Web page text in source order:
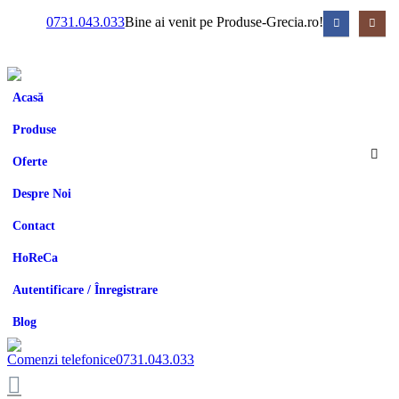
0731.043.033Bine ai venit pe Produse-Grecia.ro!
Acasă
Produse
Oferte
Despre Noi
Contact
HoReCa
Autentificare / Înregistrare
Blog
Comenzi telefonice0731.043.033